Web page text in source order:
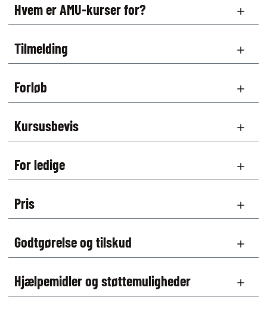
Hvem er AMU-kurser for?
Tilmelding
Forløb
Kursusbevis
For ledige
Pris
Godtgørelse og tilskud
Hjælpemidler og støttemuligheder